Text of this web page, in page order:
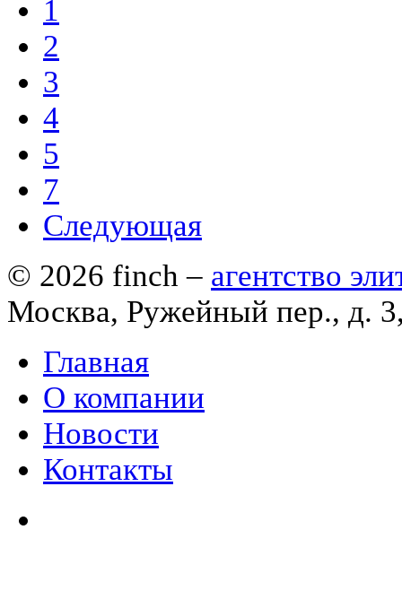
1
2
3
4
5
7
Следующая
© 2026 finch – агентство
Москва, Ружейный пер., д.
Главная
О компании
Новости
Контакты